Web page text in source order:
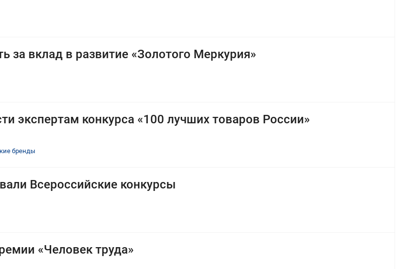
за вклад в развитие «Золотого Меркурия»
экспертам конкурса «100 лучших товаров России»
бренды
Всероссийские конкурсы
«Человек труда»